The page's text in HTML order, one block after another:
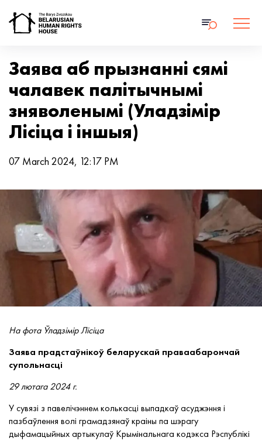
Заява аб прызнанні сямі
чалавек палітычнымі
зняволенымі (Уладзімір
Лісіца і іншыя)
07 March 2024, 12:17 PM
На фота Ўладзімір Лісіца
Заява прадстаўнікоў беларускай праваабарончай
супольнасці
29 лютага 2024 г.
У сувязі з павелічэннем колькасці выпадкаў асуджэння і
пазбаўлення волі грамадзянаў краіны па шэрагу
дыфамацыйных артыкулаў Крымінальнага кодэкса Рэспублікі